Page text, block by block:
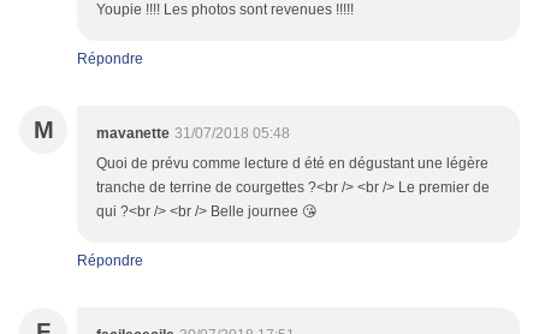
Youpie !!!! Les photos sont revenues !!!!!
Répondre
M mavanette 31/07/2018 05:48
Quoi de prévu comme lecture d été en dégustant une légère
tranche de terrine de courgettes ?<br /> <br /> Le premier de
qui ?<br /> <br /> Belle journee 😘
Répondre